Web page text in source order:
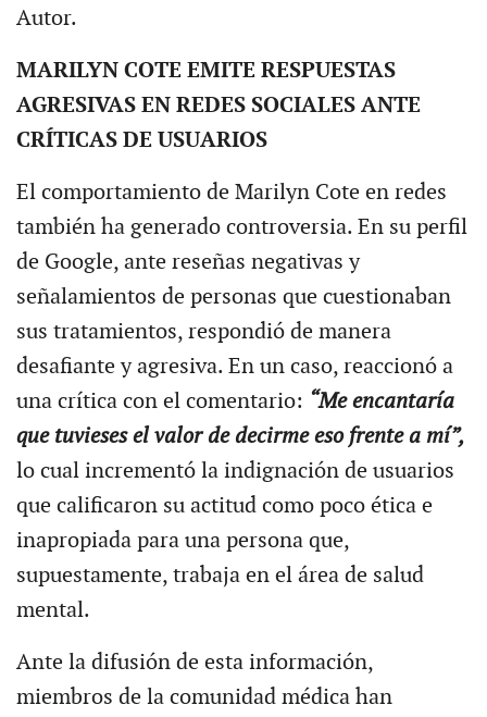
Autor.
MARILYN COTE EMITE RESPUESTAS
AGRESIVAS EN REDES SOCIALES ANTE
CRÍTICAS DE USUARIOS
El comportamiento de Marilyn Cote en redes
también ha generado controversia. En su perfil
de Google, ante reseñas negativas y
señalamientos de personas que cuestionaban
sus tratamientos, respondió de manera
desafiante y agresiva. En un caso, reaccionó a
una crítica con el comentario: “Me encantaría
que tuvieses el valor de decirme eso frente a mí”,
lo cual incrementó la indignación de usuarios
que calificaron su actitud como poco ética e
inapropiada para una persona que,
supuestamente, trabaja en el área de salud
mental.
Ante la difusión de esta información,
miembros de la comunidad médica han